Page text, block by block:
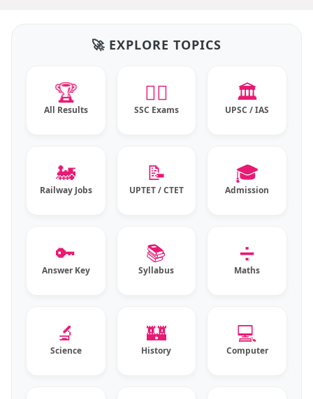
🚀 EXPLORE TOPICS
🏆
All Results
👮‍♂️
SSC Exams
🏛️
UPSC / IAS
🚂
Railway Jobs
📝
UPTET / CTET
🎓
Admission
🔑
Answer Key
📚
Syllabus
➗
Maths
🔬
Science
🏰
History
💻
Computer